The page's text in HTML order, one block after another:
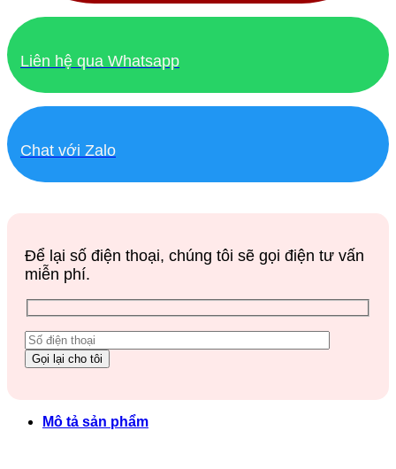
Liên hệ qua Whatsapp
Chat với Zalo
Để lại số điện thoại, chúng tôi sẽ gọi điện tư vấn
miễn phí.
Mô tả sản phẩm